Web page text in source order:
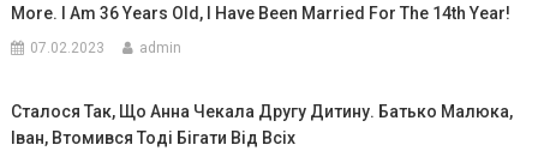
More. I Am 36 Years Old, I Have Been Married For The 14th Year!
07.02.2023 admin
Сталося Так, Що Анна Чекала Другу Дитину. Батько Малюка,
Іван, Втомився Тоді Бігати Від Всіх